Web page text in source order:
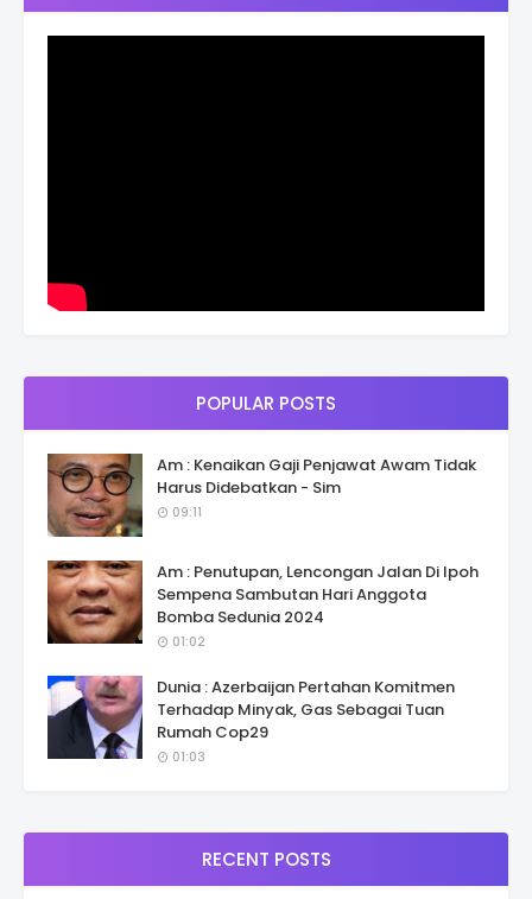
POPULAR POSTS
Am : Kenaikan Gaji Penjawat Awam Tidak
Harus Didebatkan - Sim
09:11
Am : Penutupan, Lencongan Jalan Di Ipoh
Sempena Sambutan Hari Anggota
Bomba Sedunia 2024
01:02
Dunia : Azerbaijan Pertahan Komitmen
Terhadap Minyak, Gas Sebagai Tuan
Rumah Cop29
01:03
RECENT POSTS